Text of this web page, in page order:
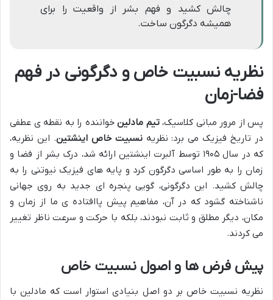
چالش کشید و فهم بشر از واقعیت را برای
همیشه دگرگون ساخت.
نظریه نسبیت خاص و دگرگونی در فهم
فضا-زمان
پس از مرور مبانی کلاسیک،تیم مادلین خواننده را به نقطه ی عطفی
در تاریخ فیزیک می برد: نظریهنسبیت خاص اینشتین. این نظریه،
که در سال ۱۹۰۵ توسط آلبرت اینشتین ارائه شد، درک بشر از فضا و
زمان را به طور اساسی دگرگون کرد و پایه های فیزیک نیوتنی را به
چالش کشید. این دگرگونی، گویی پنجره ای جدید به روی جهانی
ناشناخته گشود که در آن، مفاهیم پیش پاافتاده ی ما از زمان و
مکان، دیگر مطلق و ثابت نبودند، بلکه با حرکت و سرعت ناظر تغییر
می کردند.
پیش فرض ها و اصول نسبیت خاص
نظریه نسبیت خاص بر دو اصل بنیادی استوار است که مادلین با